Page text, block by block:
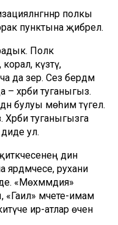
полкы
пунктына җибәрелә.
Полк
күзәтү,
да әзер. Сез бердәм
хәрби туганыгыз.
булуы мөһим түгел.
Хәрби туганыгызга
диде ул.
дин
ярдәмчесе, рухани
«Мөхәммәдия»
«Гаилә» мәчете-имам
ир-атлар өчен